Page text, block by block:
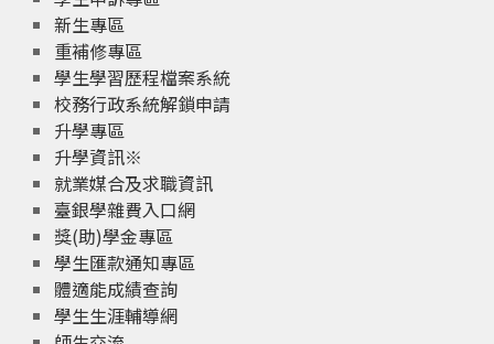
新生專區
重補修專區
學生學習歷程檔案系統
校務行政系統解鎖申請
升學專區
升學資訊※
就業媒合及求職資訊
臺銀學雜費入口網
獎(助)學金專區
學生匯款通知專區
體適能成績查詢
學生生涯輔導網